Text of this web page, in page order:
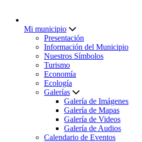
Mi municipio
Presentación
Información del Municipio
Nuestros Símbolos
Turismo
Economía
Ecología
Galerías
Galería de Imágenes
Galería de Mapas
Galería de Videos
Galería de Audios
Calendario de Eventos